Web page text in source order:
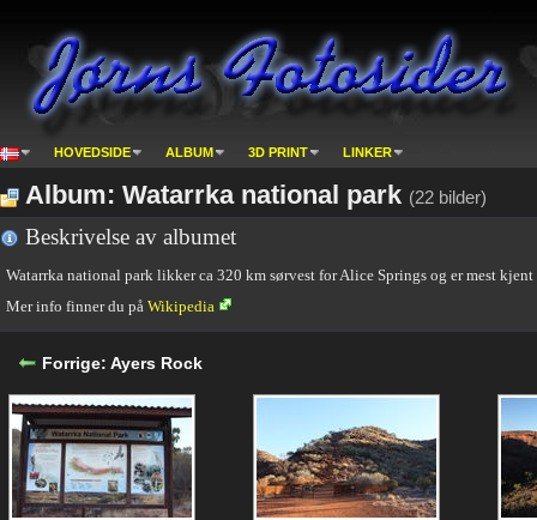
HOVEDSIDE ALBUM 3D PRINT LINKER
Album: Watarrka national park (22 bilder)
Beskrivelse av albumet
Watarrka national park likker ca 320 km sørvest for Alice Springs og er mest
Mer info finner du på Wikipedia
Forrige: Ayers Rock